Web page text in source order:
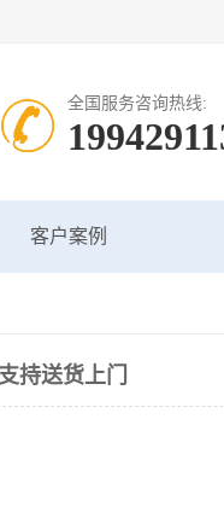
全国服务咨询热线:
客户案例
持送货上门